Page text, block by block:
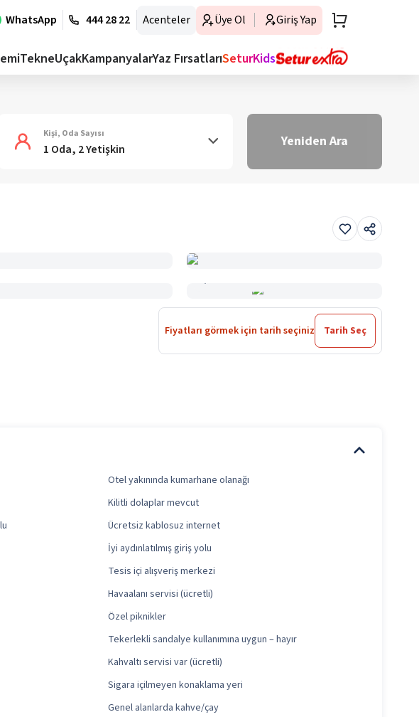
WhatsApp 444 28 22 Acenteler Üye Ol Giriş Yap
TekneUçakKampanyalarYaz FırsatlarıSeturKids
Kişi, Oda Sayısı
1 Oda, 2 Yetişkin Yeniden Ara
Fiyatları görmek için tarih seçiniz Tarih Seç
Otel yakınında kumarhane olanağı
Kilitli dolaplar mevcut
Ücretsiz kablosuz internet
İyi aydınlatılmış giriş yolu
Tesis içi alışveriş merkezi
Havaalanı servisi (ücretli)
Özel piknikler
Tekerlekli sandalye kullanımına uygun – hayır
Kahvaltı servisi var (ücretli)
Sigara içilmeyen konaklama yeri
Genel alanlarda kahve/çay